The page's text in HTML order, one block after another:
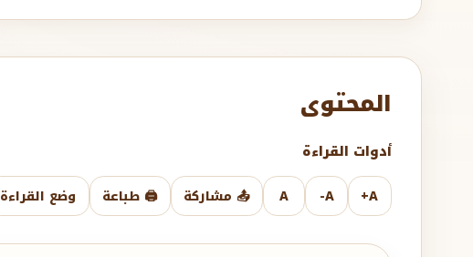
المحتوى
أدوات القراءة
A+
A-
A 📤 مشاركة 🖨️ طباعة وضع القراءة